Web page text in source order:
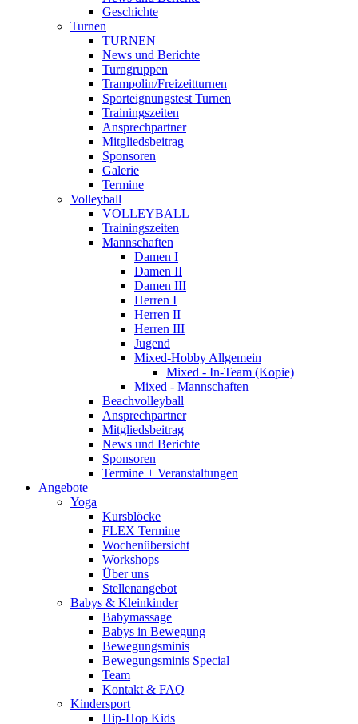
Geschichte
Turnen
TURNEN
News und Berichte
Turngruppen
Trampolin/Freizeitturnen
Sporteignungstest Turnen
Trainingszeiten
Ansprechpartner
Mitgliedsbeitrag
Sponsoren
Galerie
Termine
Volleyball
VOLLEYBALL
Trainingszeiten
Mannschaften
Damen I
Damen II
Damen III
Herren I
Herren II
Herren III
Jugend
Mixed-Hobby Allgemein
Mixed - In-Team (Kopie)
Mixed - Mannschaften
Beachvolleyball
Ansprechpartner
Mitgliedsbeitrag
News und Berichte
Sponsoren
Termine + Veranstaltungen
Angebote
Yoga
Kursblöcke
FLEX Termine
Wochenübersicht
Workshops
Über uns
Stellenangebot
Babys & Kleinkinder
Babymassage
Babys in Bewegung
Bewegungsminis
Bewegungsminis Special
Team
Kontakt & FAQ
Kindersport
Hip-Hop Kids